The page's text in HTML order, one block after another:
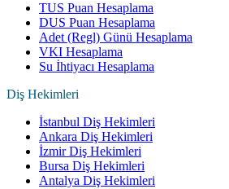
TUS Puan Hesaplama
DUS Puan Hesaplama
Adet (Regl) Günü Hesaplama
VKI Hesaplama
Su İhtiyacı Hesaplama
Diş Hekimleri
İstanbul Diş Hekimleri
Ankara Diş Hekimleri
İzmir Diş Hekimleri
Bursa Diş Hekimleri
Antalya Diş Hekimleri